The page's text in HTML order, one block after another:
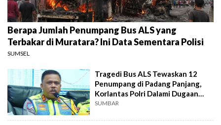
Berapa Jumlah Penumpang Bus ALS yang
Terbakar di Muratara? Ini Data Sementara Polisi
SUMSEL
Tragedi Bus ALS Tewaskan 12
Penumpang di Padang Panjang,
Korlantas Polri Dalami Dugaan
Rem Blong!
SUMBAR